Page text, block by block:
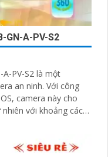
GN-A-PV-S2
PV-S2 là một
Với công
camera này cho
với khoảng cách